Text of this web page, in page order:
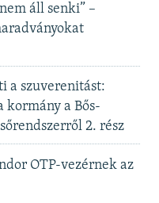
áll senki” –
a szuverenitást:
kormány a Bős-
2. rész
OTP-vezérnek az